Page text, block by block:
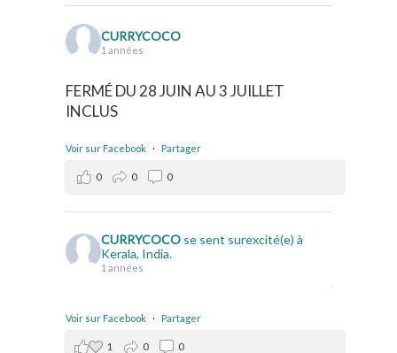
CURRYCOCO
1 années
FERMÉ DU 28 JUIN AU 3 JUILLET
INCLUS
Voir sur Facebook · Partager
0 0 0
CURRYCOCO se sent surexcité(e) à
Kerala, India.
1 années
Voir sur Facebook · Partager
1 0 0